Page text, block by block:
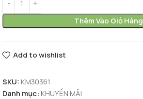
Thêm Vào Giỏ Hàng
Add to wishlist
SKU:KM30361
Danh mục:KHUYẾN MÃI